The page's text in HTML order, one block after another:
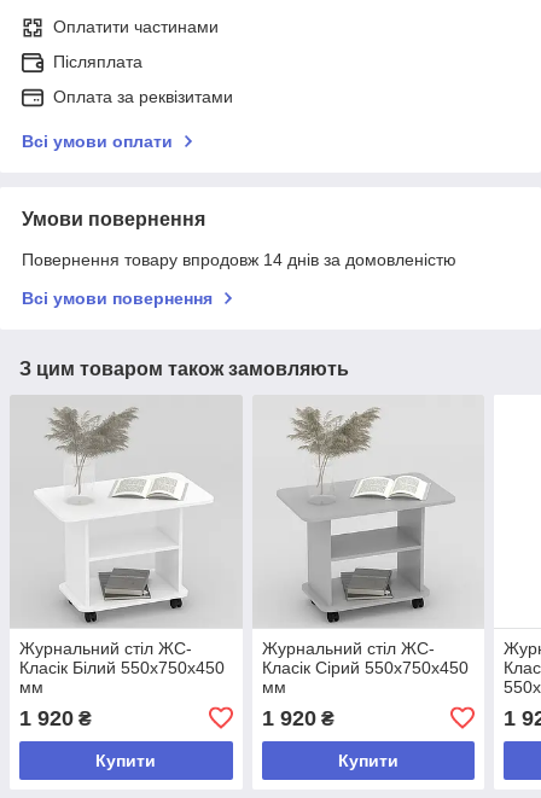
Оплатити частинами
Післяплата
Оплата за реквізитами
Всі умови оплати
Умови повернення
Повернення товару впродовж 14 днів за домовленістю
Всі умови повернення
З цим товаром також замовляють
Журнальний стіл ЖС-
Класік Білий 550х750х450
мм
1 920 ₴
Купити
Журнальний стіл ЖС-
Класік Сірий 550х750х450
мм
1 920₴
Купити
1